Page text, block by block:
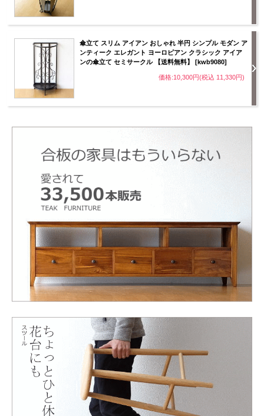
傘立て スリム アイアン おしゃれ 半円 シンプル モダン ア
ンティーク エレガント ヨーロピアン クラシック アイア
ンの傘立て セミサークル 【送料無料】 [kwb9080]
価格:10,300円(税込 11,330円)